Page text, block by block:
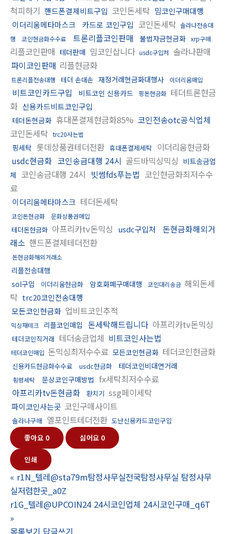
척피하기 핸드폰결제비트구입 코인돈세탁 밈코인구매대행
이더리움메타마스크
카드로 코인구입 코인돈세탁 솔라나전송대
행
코인현금화수수료 트론리플코인판매 불법자금현금화 xrp구매
리플코인판매 테더판매 밈코인삽니다 usdc구입처 솔라나판매
파이코인판매 리플현금화
트론리플전송대행 테더 손대손 재정거래현금화대행사 이더리움매입
비트코인카드구입 비트코인 신용카드 핑돈현금화 테더트론현금
화 신용카드비트코인구입
테더돈현금화 휴대폰결제현금화85% 코인전송otc공식업체
코인돈세탁 trc20사는법
핑세탁 롯데상품권테더전환 휴대폰결제세탁
이더리움현금화
usdc현금화 코인송금대행 24시 골드바믹싱믹싱 비트송금업
체 코인송금대행 24시 빗썸fds푸는법 코인현금화최저수수
료
이더리움메타마스크 테더돈세탁
코인돈현금화 문화상품권매입
테더돈현금화 아프리카tv돈믹싱 usdc구입처
돈현금화해외거
래소 핸드폰결제테더전환
돈현금화해외거래소
리플전송대행
sol구입
이더리움현금화 암호화폐구매대행 코인대리송금 해외돈세
탁 trc20코인전송대행
모든코인현금화 업비트코인추적
믹싱재테크 리플코인매입 돈세탁해드립니다 아프리카tv돈믹싱
테더코인직거래 테더송금업체 비트코인사는법
테더코인매입 돈믹싱최저수수료 모든코인현금화 테더코인현금화
신용카드현금화수수료 usdc현금화 테더코인비대면거래
횡령세탁 문상코인구매방법 fx세탁최저수수료
아프리카tv돈현금화
환치기 ssg페이세탁
파이코인사는곳 코인구매사이트
솔라나구매 엘포인트테더전환 도난신용카드코인구입
좋아요 0 싫어요 0
인쇄
« r1N_텔레@sta79m탐정사무실전국탐정사무실 탐정사무
실저렴한곳_a0Z
r1G_텔레@UPCOIN24 24시코인업체 24시코인구매_q6T
»
목록보기 답글쓰기